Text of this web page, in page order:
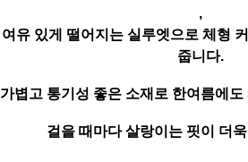
,
여유 있게 떨어지는 실루엣으로 체형
줍니다.
가볍고 통기성 좋은 소재로 한여름에
걸을 때마다 살랑이는 핏이 더